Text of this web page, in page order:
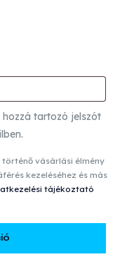
tartozó jelszót
vásárlási élmény
kezeléséhez és más
tájékoztató